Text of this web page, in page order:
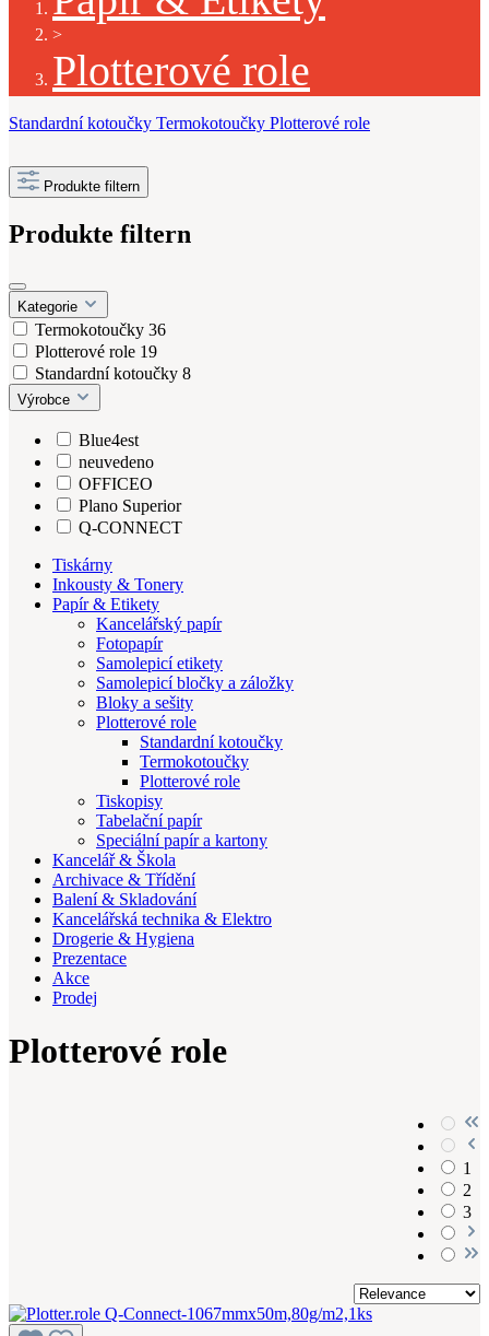
>
Plotterové role
Standardní kotoučky Termokotoučky Plotterové role
Produkte filtern
Produkte filtern
Kategorie
Termokotoučky 36
Plotterové role 19
Standardní kotoučky 8
Výrobce
Blue4est
neuvedeno
OFFICEO
Plano Superior
Q-CONNECT
Tiskárny
Inkousty & Tonery
Papír & Etikety
Kancelářský papír
Fotopapír
Samolepicí etikety
Samolepicí bločky a záložky
Bloky a sešity
Plotterové role
Standardní kotoučky
Termokotoučky
Plotterové role
Tiskopisy
Tabelační papír
Speciální papír a kartony
Kancelář & Škola
Archivace & Třídění
Balení & Skladování
Kancelářská technika & Elektro
Drogerie & Hygiena
Prezentace
Akce
Prodej
Plotterové role
1
2
3